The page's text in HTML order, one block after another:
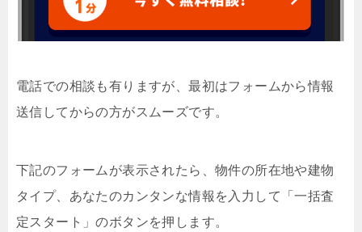
電話での相談も有りますが、最初はフォームから情報
送信してからの方がスムーズです。
下記のフォームが表示されたら、物件の所在地や建物
タイプ、あなたのカンタンな情報を入力して「一括査
定スタート」のボタンを押します。